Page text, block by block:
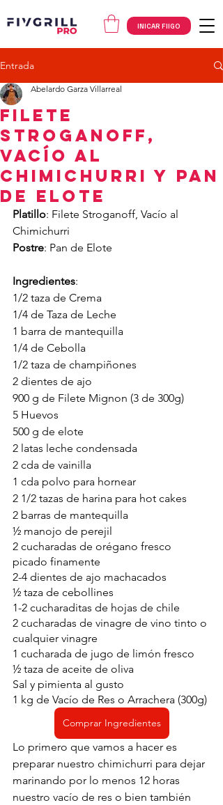
INICAR FIIGO
Entrada
FILETE
STROGANOFF,
Vacío al
Chimichurri y Pan
de Elote
Abelardo Garza Villarreal
Platillo: Filete Stroganoff, Vacío al
Chimichurri
Postre: Pan de Elote
Ingredientes:
1/2 taza de Crema
1/4 de Taza de Leche
1 barra de mantequilla
1/4 de Cebolla
1/2 taza de champiñones
2 dientes de ajo
900 g de Filete Mignon (3 de 300g)
5 Huevos
500 g de elote
2 latas leche condensada
2 cda de vainilla
1 cda polvo para hornear
2 1/2 tazas de harina para hot cakes
2 barras de mantequilla
½ manojo de perejil
2 cucharadas de orégano fresco
picado finamente
2-4 dientes de ajo machacados
½ taza de cebollines
1-2 cucharaditas de hojas de chile
2 cucharadas de vinagre de vino tinto o
cualquier vinagre
1 cucharada de jugo de limón fresco
½ taza de aceite de oliva
Sal y pimienta al gusto
1 kg de Vacío de Res o Arrachera (300g)
Comprar Ingredientes
Lo primero que vamos a hacer es
preparar nuestro chimichurri para dejar
marinando por lo menos 12 horas
nuestro vacío de res o bien también